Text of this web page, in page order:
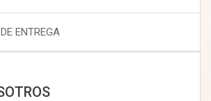
ENTREGA